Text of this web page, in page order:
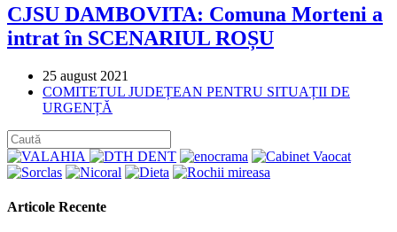
CJSU DAMBOVITA: Comuna Morteni a
intrat în SCENARIUL ROȘU
Post
published:
25 august 2021
Post
category:
COMITETUL JUDEȚEAN PENTRU SITUAȚII DE
URGENȚĂ
Articole Recente